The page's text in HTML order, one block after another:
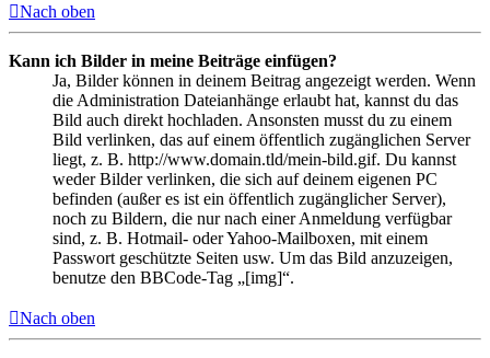
Nach oben
Kann ich Bilder in meine Beiträge einfügen?
Ja, Bilder können in deinem Beitrag angezeigt werden. Wenn
die Administration Dateianhänge erlaubt hat, kannst du das
Bild auch direkt hochladen. Ansonsten musst du zu einem
Bild verlinken, das auf einem öffentlich zugänglichen Server
liegt, z. B. http://www.domain.tld/mein-bild.gif. Du kannst
weder Bilder verlinken, die sich auf deinem eigenen PC
befinden (außer es ist ein öffentlich zugänglicher Server),
noch zu Bildern, die nur nach einer Anmeldung verfügbar
sind, z. B. Hotmail- oder Yahoo-Mailboxen, mit einem
Passwort geschützte Seiten usw. Um das Bild anzuzeigen,
benutze den BBCode-Tag „[img]“.
Nach oben